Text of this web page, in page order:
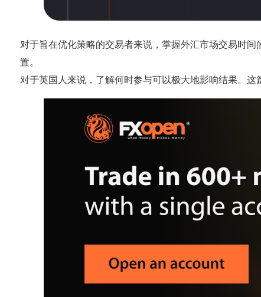
对于旨在优化策略的交易者来说，掌握外汇市场交易时
置。
对于英国人来说，了解何时参与可以极大地影响结果。这